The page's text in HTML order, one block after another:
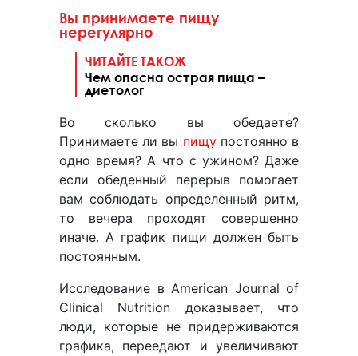
Вы принимаете пищу
нерегулярно
ЧИТАЙТЕ ТАКОЖ
Чем опасна острая пища –
диетолог
Во сколько вы обедаете?
Принимаете ли вы пищупостоянно в
одно время? А что с ужином? Даже
если обеденный перерыв помогает
вам соблюдать определенный ритм,
то вечера проходят совершенно
иначе. А график пищи должен быть
постоянным.
Исследование в American Journal of
Clinical Nutrition доказывает, что
люди, которые не придерживаются
графика, переедают и увеличивают